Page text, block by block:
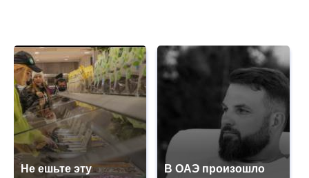
Не ешьте эту
В ОАЭ произошло